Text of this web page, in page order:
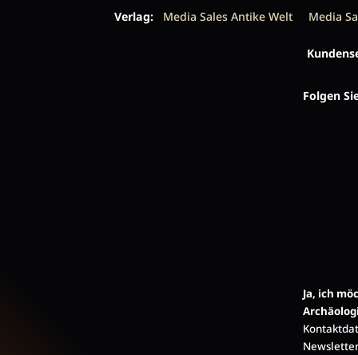
Verlag: Media Sales Antike Welt Media
Folgen
Ja, ich